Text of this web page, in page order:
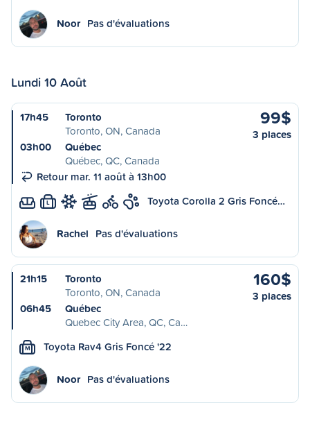
Noor Pas d'évaluations
Lundi 10 Août
17h45
Toronto
Toronto, ON, Canada
03h00
Québec
Québec, QC, Canada
Retour mar. 11 août à 13h00
99$
3 places
L Toyota Corolla 2 Gris Foncé…
Rachel Pas d'évaluations
21h15
Toronto
Toronto, ON, Canada
06h45
Québec
Quebec City Area, QC, Ca…
160$
3 places
M Toyota Rav4 Gris Foncé '22
Noor Pas d'évaluations